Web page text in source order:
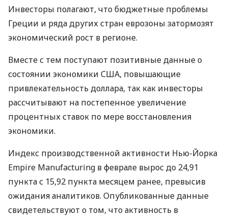
Инвесторы полагают, что бюджетные проблемы
Греции и ряда других стран еврозоны затормозят
экономический рост в регионе.
Вместе с тем поступают позитивные данные о
состоянии экономики США, повышающие
привлекательность доллара, так как инвесторы
рассчитывают на постепенное увеличение
процентных ставок по мере восстановления
экономики.
Индекс производственной активности Нью-Йорка
Empire Manufacturing в феврале вырос до 24,91
пункта с 15,92 пункта месяцем ранее, превысив
ожидания аналитиков. Опубликованные данные
свидетельствуют о том, что активность в